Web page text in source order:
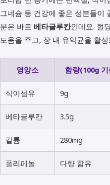
그네슘 등 건강에 좋은 성분들이
분은 바로 베타글루칸인데요. 혈
도움을 주고, 장 내 유익균을 활
영양소 함량(100g
식이섬유 9g
베타글루칸 3.5g
칼륨 280mg
폴리페놀 다량 함유